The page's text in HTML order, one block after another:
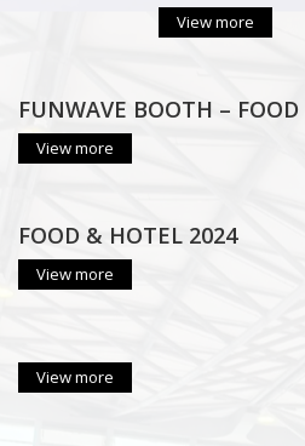
View more
FUNWAVE BOOTH –
View more
FOOD & HOTEL 2024
View more
View more